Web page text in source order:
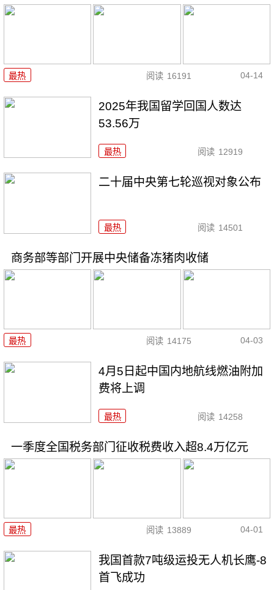
最热 阅读 16191 04-14
2025年我国留学回国人数达
53.56万
最热 阅读 12919
二十届中央第七轮巡视对象公布
最热 阅读 14501
商务部等部门开展中央储备冻猪肉收储
最热 阅读 14175 04-03
4月5日起中国内地航线燃油附加
费将上调
最热 阅读 14258
一季度全国税务部门征收税费收入超8.4万亿元
最热 阅读 13889 04-01
我国首款7吨级运投无人机长鹰-8
首飞成功